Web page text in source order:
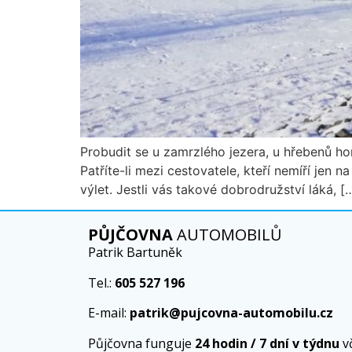
Probudit se u zamrzlého jezera, u hřebenů
Patříte-li mezi cestovatele, kteří nemíří jen
výlet. Jestli vás takové dobrodružství láká,
PŮJČOVNAAUTOMOBILŮ
Patrik Bartuněk
Tel.: 605 527 196
E-mail: patrik@pujcovna-automobilu.cz
Půjčovna funguje 24 hodin / 7 dní v týdnu